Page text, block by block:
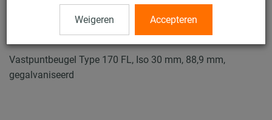
Weigeren Accepteren
Vastpuntbeugels Type 170 FL
Vastpuntbeugel Type 170 FL, Iso 30 mm, 88,9 mm,
gegalvaniseerd